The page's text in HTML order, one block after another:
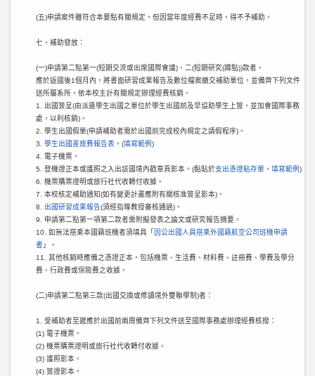
(五)申請案件雖符合本要點有關規定，但因當年度經費不足時，得不予補助。
七、補助發放：
(一)申請第二點第一(短期交流或出席國際會議)、二(短期研究(蹲點))款者，
應於返國後1個月內，將書面研習成果報告及數位檔案繳交補助單位，並備齊下列文件
送所屬系所，依本校主計有關規定辦理經費核銷。
1. 出國簽呈(由派遣學生出國之單位於學生出國前及早協助學生上簽，並加會國際事務
處，以利核銷)。
2. 學生出國假單(申請補助者需於出國前完成校內規定之請假程序)。
3. 學生出國差旅費報告表 。(填寫範例 )
4. 電子機票。
5. 登機證正本或護照之入出該國境內戳章頁影本。(黏貼於支出憑證粘存單 ， 填寫範例 )
6. 機票購票證明或旅行社代收轉付收據。
7. 本校核定補助通知(如有變更計畫應附有關核准簽呈影本)。
8. 出國研習成果報告(須經指導教授審核通過)。
9. 申請第二點第一項第二款者需附擬發表之論文或研究報告摘要。
10. 如無法搭乘本國籍班機者須填具「 因公出國人員搭乘外國籍航空公司班機申請
書 」。
11. 其他核銷時應備之憑證正本，包括機票、生活費、材料費、註冊費、學費及學分
費、行政費或保險費之收據。
(二)申請第二點第三款(出國交換或修讀境外雙聯學制)者：
1. 受補助者至遲應於出國前兩周備齊下列文件送至國際事務處辦理經費核撥：
(1) 電子機票。
(2) 機票購票證明或旅行社代收轉付收據。
(3) 護照影本。
(4) 簽證影本。